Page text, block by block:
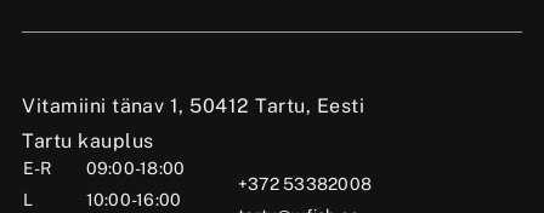
Vitamiini tänav 1, 50412 Tartu, Eesti
Tartu kauplus
E-R
09:00-18:00
L
10:00-16:00
+372 53382008